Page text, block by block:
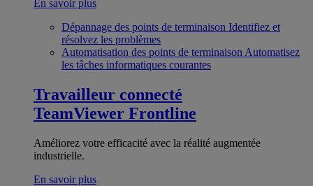
En savoir plus
Dépannage des points de terminaison Identifiez et
résolvez les problèmes
Automatisation des points de terminaison Automatisez
les tâches informatiques courantes
Travailleur connecté
TeamViewer Frontline
Améliorez votre efficacité avec la réalité augmentée
industrielle.
En savoir plus